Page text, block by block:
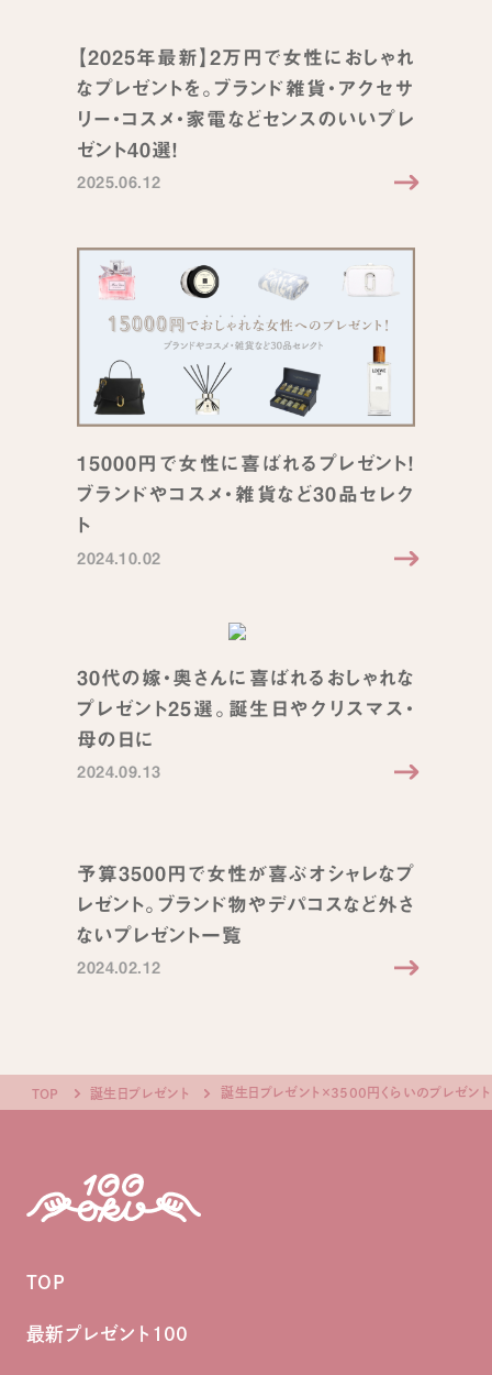
【2025年最新】2万円で女性におしゃれ
なプレゼントを。ブランド雑貨・アクセサ
リー・コスメ・家電などセンスのいいプレ
ゼント40選！
2025.06.12
15000円で女性に喜ばれるプレゼント！
ブランドやコスメ・雑貨など30品セレク
ト
2024.10.02
30代の嫁・奥さんに喜ばれるおしゃれな
プレゼント25選。誕生日やクリスマス・
母の日に
2024.09.13
予算3500円で女性が喜ぶオシャレなプ
レゼント。ブランド物やデパコスなど外さ
ないプレゼント一覧
2024.02.12
TOP 誕生日プレゼント 誕生日プレゼント×3500円くらいのプレゼント
TOP
最新プレゼント100